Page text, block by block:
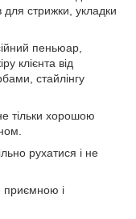
для стрижки, укладки
пеньюар,
клієнта від
стайлінгу
тільки хорошою
рухатися і не
приємною і